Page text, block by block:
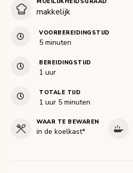
makkelijk
VOORBEREIDINGSTIJD
5minuten
minuten
BEREIDINGSTIJD
1 uur
uur
TOTALE TIJD
1 uur
uur 5minuten
minuten
WAAR TE BEWAREN
in de koelkast*